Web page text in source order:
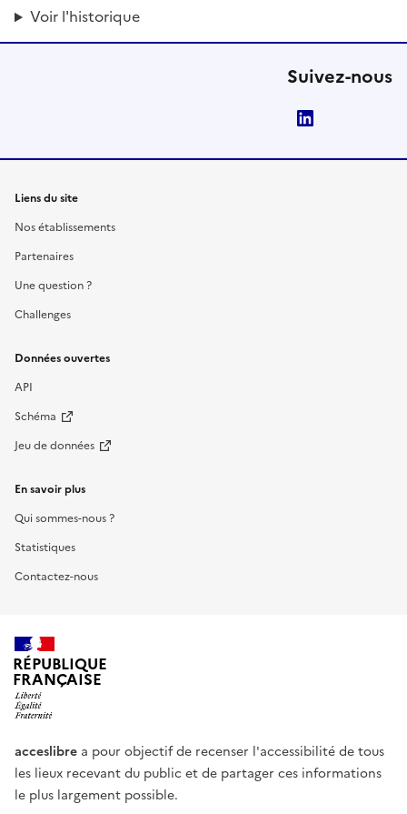
Voir l'historique
Suivez-nous
Liens du site
Nos établissements
Partenaires
Une question ?
Challenges
Données ouvertes
API
Schéma
Jeu de données
En savoir plus
Qui sommes-nous ?
Statistiques
Contactez-nous
RÉPUBLIQUE
FRANÇAISE
acceslibre a pour objectif de recenser l'accessibilité de tous
les lieux recevant du public et de partager ces informations
le plus largement possible.